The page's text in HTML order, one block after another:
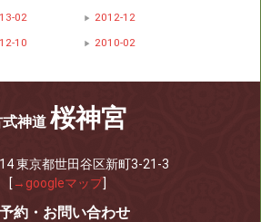
02
2012-12
10
2010-02
式神道 桜神宮
東京都世田谷区新町3-21-3
[ →googleマップ]
約・お問い合わせ